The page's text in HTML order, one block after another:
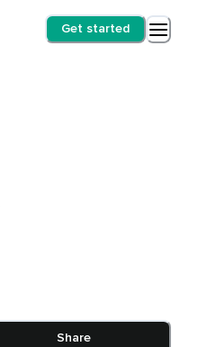
Get started
Share